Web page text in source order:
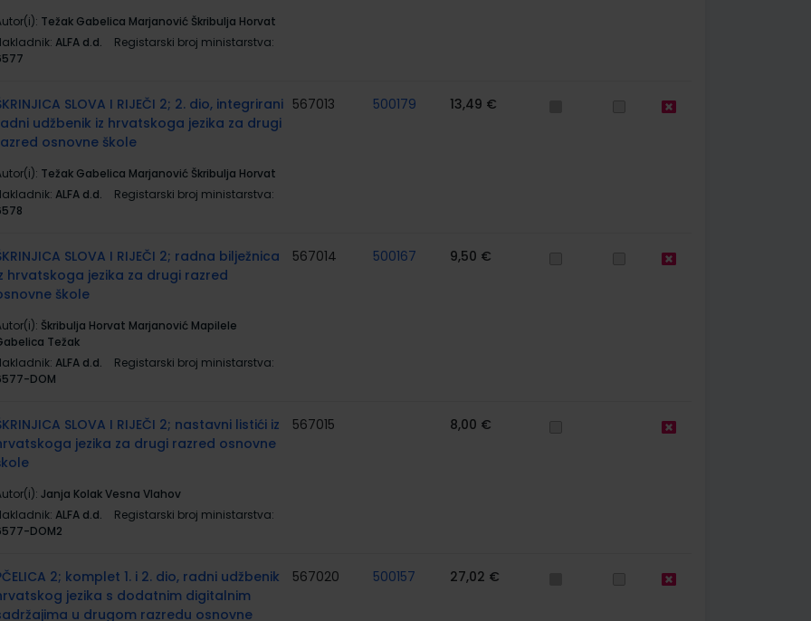
Težak Gabelica Marjanović Škribulja Horvat
ALFA d.d.
Registarski broj ministarstva:
SLOVA I RIJEČI 2; 2. dio, integrirani
udžbenik iz hrvatskoga jezika za drugi
osnovne škole
Težak Gabelica Marjanović Škribulja Horvat
ALFA d.d.
Registarski broj ministarstva:
567013 500179 13,49 €
SLOVA I RIJEČI 2; radna bilježnica
hrvatskoga jezika za drugi razred
škole
Škribulja Horvat Marjanović Mapilele
Težak
ALFA d.d.
Registarski broj ministarstva:
DOM
567014 500167 9,50 €
SLOVA I RIJEČI 2; nastavni listići iz
jezika za drugi razred osnovne
Janja Kolak Vesna Vlahov
ALFA d.d.
Registarski broj ministarstva:
DOM2
567015 8,00 €
2; komplet 1. i 2. dio, radni udžbenik
jezika s dodatnim digitalnim
u drugom razredu osnovne
567020 500157 27,02 €